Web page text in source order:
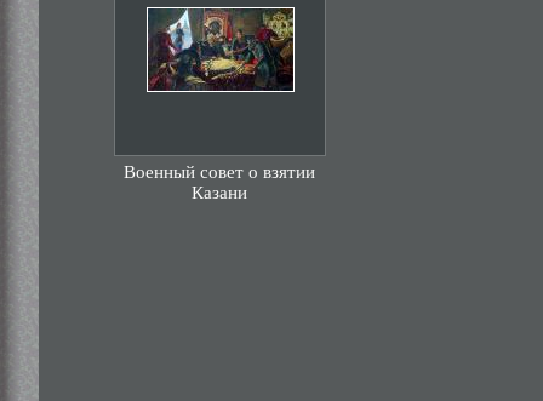
Военный совет о взятии
Казани